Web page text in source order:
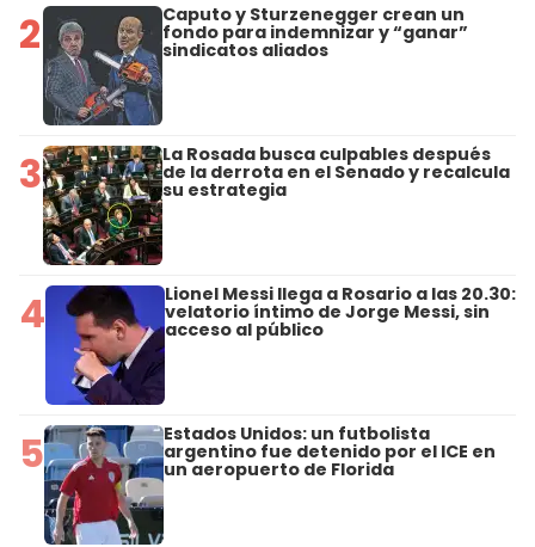
2 Caputo y Sturzenegger crean un
fondo para indemnizar y “ganar”
sindicatos aliados
3 La Rosada busca culpables después
de la derrota en el Senado y recalcula
su estrategia
4 Lionel Messi llega a Rosario a las 20.30:
velatorio íntimo de Jorge Messi, sin
acceso al público
5 Estados Unidos: un futbolista
argentino fue detenido por el ICE en
un aeropuerto de Florida